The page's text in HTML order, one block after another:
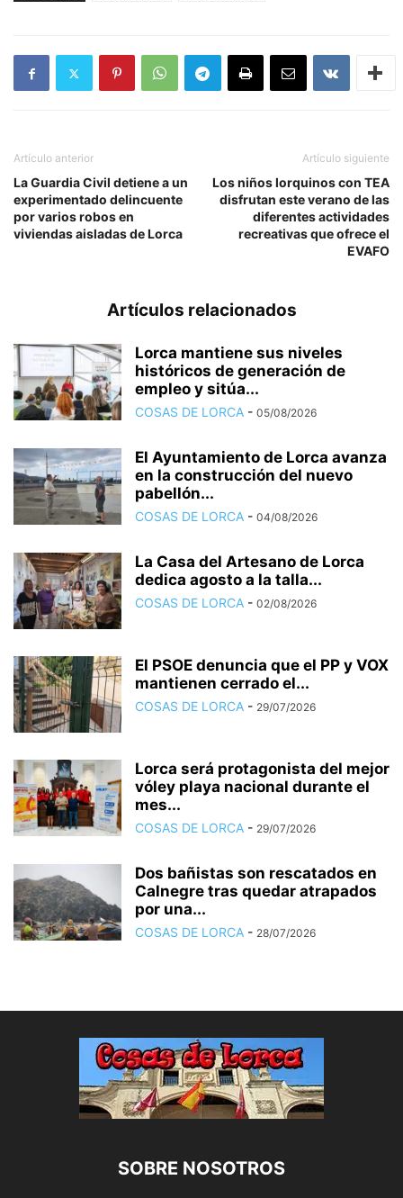
Artículo anterior
La Guardia Civil detiene a un
experimentado delincuente
por varios robos en
viviendas aisladas de Lorca
Artículo siguiente
Los niños lorquinos con TEA
disfrutan este verano de las
diferentes actividades
recreativas que ofrece el
EVAFO
Artículos relacionados
Lorca mantiene sus niveles
históricos de generación de
empleo y sitúa...
COSAS DE LORCA - 05/08/2026
El Ayuntamiento de Lorca avanza
en la construcción del nuevo
pabellón...
COSAS DE LORCA - 04/08/2026
La Casa del Artesano de Lorca
dedica agosto a la talla...
COSAS DE LORCA - 02/08/2026
El PSOE denuncia que el PP y VOX
mantienen cerrado el...
COSAS DE LORCA - 29/07/2026
Lorca será protagonista del mejor
vóley playa nacional durante el
mes...
COSAS DE LORCA - 29/07/2026
Dos bañistas son rescatados en
Calnegre tras quedar atrapados
por una...
COSAS DE LORCA - 28/07/2026
SOBRE NOSOTROS